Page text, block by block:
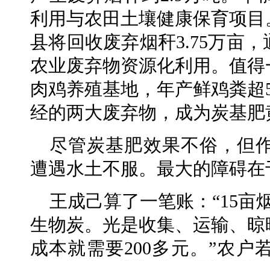
利用与农田土壤健康保育项
县将回收废弃烟秆3.75万亩
农业废弃物资源化利用。值
肉鸡养殖基地，年产鲜鸡粪
经的两大废弃物，成为炭基
尽管炭基肥效果不俗，但
遭遇水土不服。最大的障碍
王成己算了一笔账：“15亩
生物炭。光是收集、运输、
成本就需要200多元。”农户